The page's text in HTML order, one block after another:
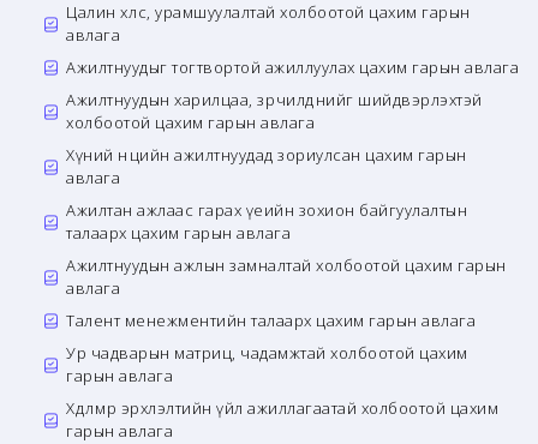
Цалин хөлс, урамшуулалтай холбоотой цахим гарын
авлага
Ажилтнуудыг тогтвортой ажиллуулах цахим гарын авлага
Ажилтнуудын харилцаа, зөрчилдөөнийг шийдвэрлэхтэй
холбоотой цахим гарын авлага
Хүний нөөцийн ажилтнуудад зориулсан цахим гарын
авлага
Ажилтан ажлаас гарах үеийн зохион байгуулалтын
талаарх цахим гарын авлага
Ажилтнуудын ажлын замналтай холбоотой цахим гарын
авлага
Талент менежментийн талаарх цахим гарын авлага
Ур чадварын матриц, чадамжтай холбоотой цахим
гарын авлага
Хөдөлмөр эрхлэлтийн үйл ажиллагаатай холбоотой цахим
гарын авлага